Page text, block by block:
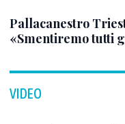
Pallacanestro
«Smentiremo tutti
VIDEO